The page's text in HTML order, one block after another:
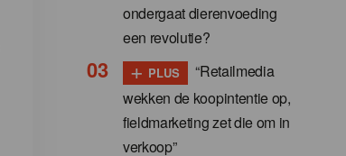
ondergaat dierenvoeding
een revolutie?
+ PLUS
“Retailmedia
wekken de koopintentie op,
fieldmarketing zet die om in
verkoop”